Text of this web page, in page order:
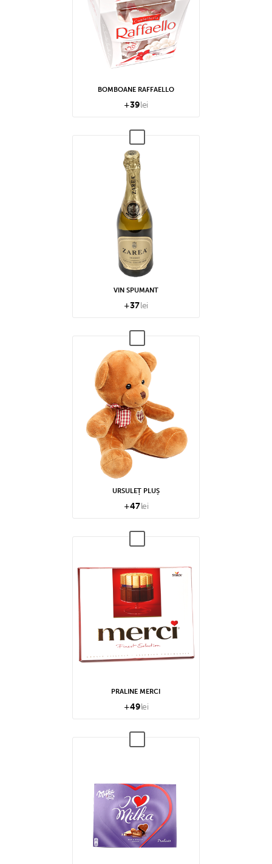
BOMBOANE RAFFAELLO
+39lei
VIN SPUMANT
+37lei
URSULEȚ PLUȘ
+47lei
PRALINE MERCI
+49lei